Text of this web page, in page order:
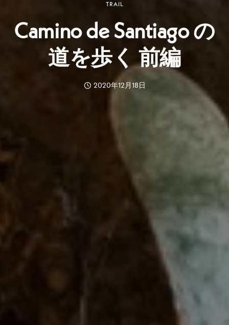
TRAIL
Camino de Santiago の
道を歩く 前編
2020年12月18日